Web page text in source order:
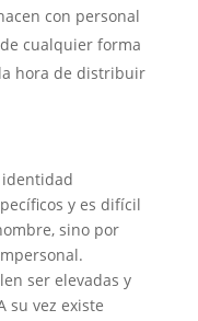
con personal
cualquier forma
hora de distribuir
y es difícil
sino por
ser elevadas y
su vez existe